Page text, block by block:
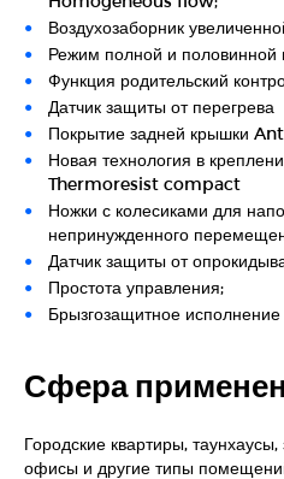
Воздухозаборник
Режим полной и половинной
Функция родительский
Датчик защиты от перегрева
Покрытие задней крышки
Новая технология в
Thermoresist compact
Ножки с колесиками для
непринужденного
Датчик защиты от
Простота управления;
Брызгозащитное
Сфера
Городские квартиры,
офисы и другие типы